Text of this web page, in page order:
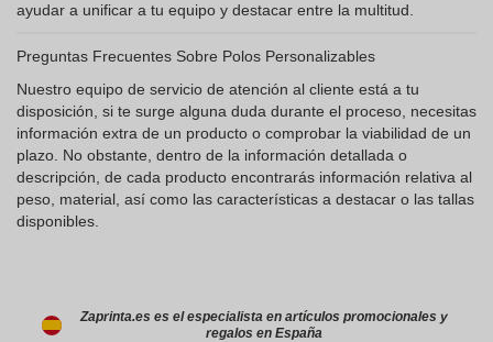
ayudar a unificar a tu equipo y destacar entre la multitud.
Preguntas Frecuentes Sobre Polos Personalizables
Nuestro equipo de servicio de atención al cliente está a tu
disposición, si te surge alguna duda durante el proceso, necesitas
información extra de un producto o comprobar la viabilidad de un
plazo. No obstante, dentro de la información detallada o
descripción, de cada producto encontrarás información relativa al
peso, material, así como las características a destacar o las tallas
disponibles.
Zaprinta.es es el especialista en artículos promocionales y
regalos en España